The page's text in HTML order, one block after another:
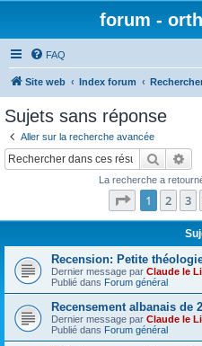
forum -
FAQ
Site web Index forum
Sujets sans réponse
Aller sur la recherche avancée
La recherche a
Page 1sur20
1 2 3
Recension: Petite
Dernier message par Claude le
Publié dans Forum général
Recensement albanais de
Dernier message par Claude le
Publié dans Forum général